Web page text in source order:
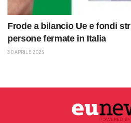
Frode a bilancio Ue e fondi
persone fermate in Italia
30 APRILE 2025